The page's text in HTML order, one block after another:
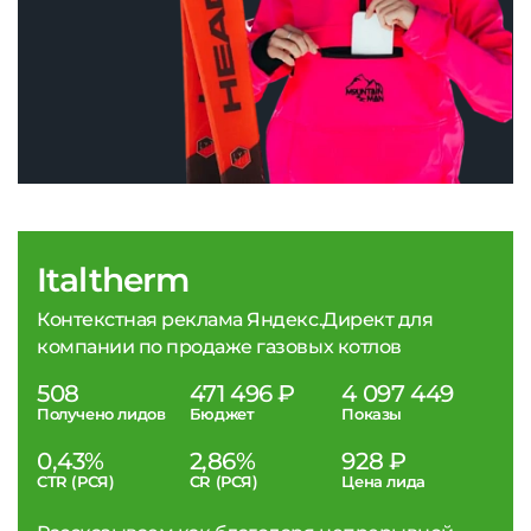
Italtherm
Контекстная реклама Яндекс.Директ для
компании по продаже газовых котлов
508
Получено лидов
471 496 ₽
Бюджет
4 097 449
Показы
0,43%
CTR (РСЯ)
2,86%
CR (РСЯ)
928 ₽
Цена лида